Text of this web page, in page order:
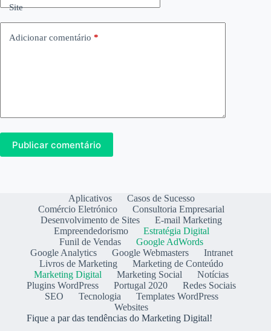
Site
Adicionar comentário *
Publicar comentário
Aplicativos
Casos de Sucesso
Comércio Eletrónico
Consultoria Empresarial
Desenvolvimento de Sites
E-mail Marketing
Empreendedorismo
Estratégia Digital
Funil de Vendas
Google AdWords
Google Analytics
Google Webmasters
Intranet
Livros de Marketing
Marketing de Conteúdo
Marketing Digital
Marketing Social
Notícias
Plugins WordPress
Portugal 2020
Redes Sociais
SEO
Tecnologia
Templates WordPress
Websites
Fique a par das tendências do Marketing Digital!